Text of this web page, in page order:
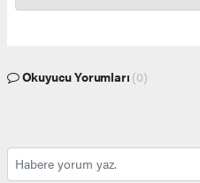
Okuyucu Yorumları (0)